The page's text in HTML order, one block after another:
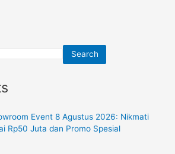
Search
Event 8 Agustus 2026: Nikmati
Rp50 Juta dan Promo Spesial